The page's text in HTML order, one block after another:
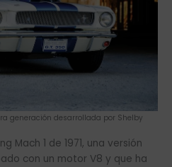
generación desarrollada por Shelby
Mach 1 de 1971, una versión
con un motor V8 y que ha